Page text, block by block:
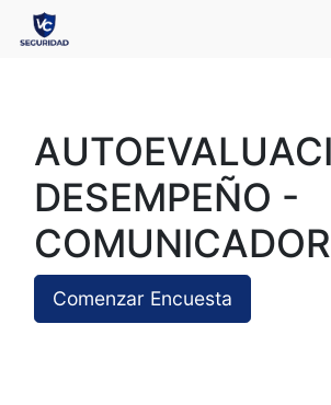
DESEMPEÑO -
Comenzar Encuesta